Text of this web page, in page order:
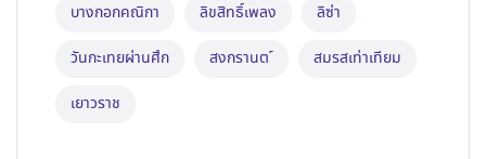
บางกอกคณิกา ลิขสิทธิ์เพลง ลิซ่า
วันกะเทยผ่านศึก สงกรานต ์ สมรสเท่าเทียม
เยาวราช